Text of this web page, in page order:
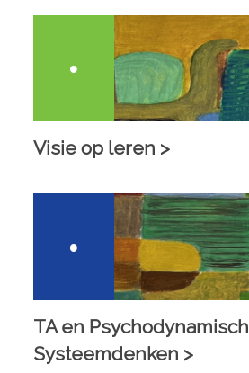
Visie op leren >
TA en Psychodynamisch
Systeemdenken >